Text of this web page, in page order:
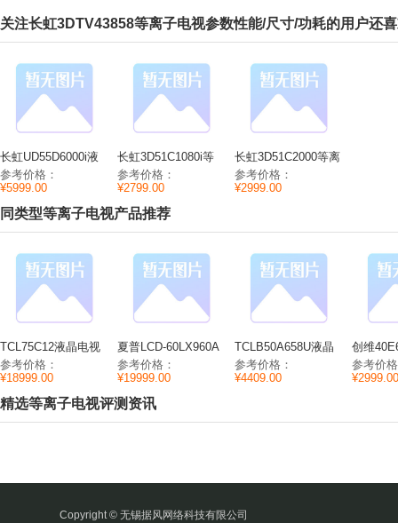
关注长虹3DTV43858等离子电视参数性能/尺寸/功耗的用户还
长虹UD55D6000i液
晶电视参数尺寸/分辨
率/重量
参考价格：
¥5999.00
长虹3D51C1080i等
离子电视参数尺寸/分
辨率/重量
参考价格：
¥2799.00
长虹3D51C2000等离
子电视参数分辨
率/CPU/内存
参考价格：
¥2999.00
同类型等离子电视产品推荐
TCL75C12液晶电视
参数性能/尺寸/分辨
率
参考价格：
¥18999.00
夏普LCD-60LX960A
液晶电视参数CPU/
内存/分辨率
参考价格：
¥19999.00
TCLB50A658U液晶
电视参数性能/尺寸/
分辨率
参考价格：
¥4409.00
创维
视参数
耗
参考价
¥2999.00
精选等离子电视评测资讯
Copyright © 无锡据风网络科技有限公司